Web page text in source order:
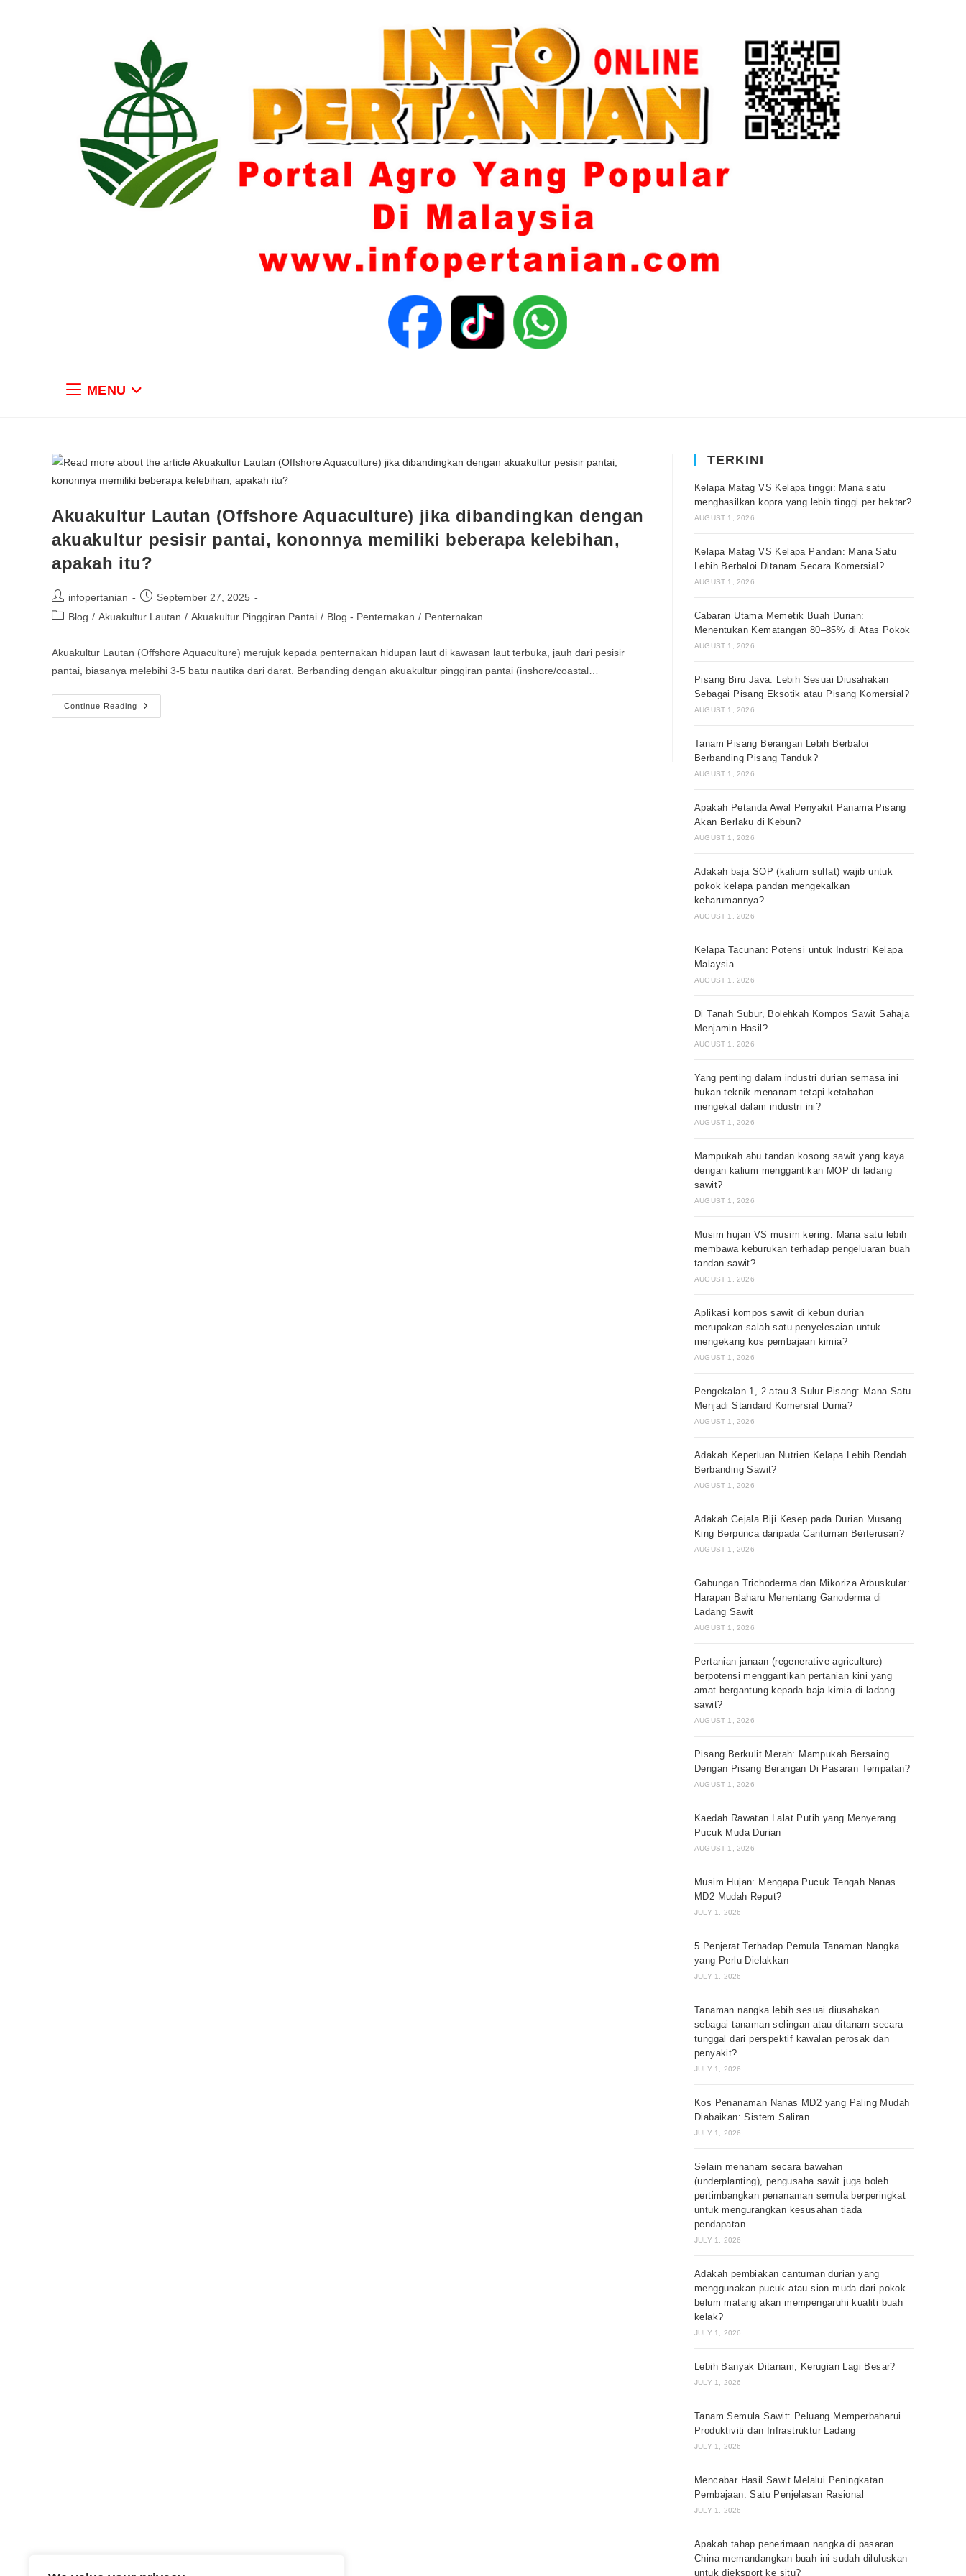
MENU
Akuakultur Lautan (Offshore Aquaculture) jika dibandingkan dengan
akuakultur pesisir pantai, kononnya memiliki beberapa kelebihan,
apakah itu?
infopertanian
September 27, 2025
Blog / Akuakultur Lautan / Akuakultur Pinggiran Pantai / Blog - Penternakan / Penternakan
Akuakultur Lautan (Offshore Aquaculture) merujuk kepada penternakan hidupan laut di kawasan laut terbuka, jauh dari pesisir
pantai, biasanya melebihi 3-5 batu nautika dari darat. Berbanding dengan akuakultur pinggiran pantai (inshore/coastal…
Continue Reading
TERKINI
Kelapa Matag VS Kelapa tinggi: Mana satu
menghasilkan kopra yang lebih tinggi per hektar?
AUGUST 1, 2026
Kelapa Matag VS Kelapa Pandan: Mana Satu
Lebih Berbaloi Ditanam Secara Komersial?
AUGUST 1, 2026
Cabaran Utama Memetik Buah Durian:
Menentukan Kematangan 80–85% di Atas Pokok
AUGUST 1, 2026
Pisang Biru Java: Lebih Sesuai Diusahakan
Sebagai Pisang Eksotik atau Pisang Komersial?
AUGUST 1, 2026
Tanam Pisang Berangan Lebih Berbaloi
Berbanding Pisang Tanduk?
AUGUST 1, 2026
Apakah Petanda Awal Penyakit Panama Pisang
Akan Berlaku di Kebun?
AUGUST 1, 2026
Adakah baja SOP (kalium sulfat) wajib untuk
pokok kelapa pandan mengekalkan
keharumannya?
AUGUST 1, 2026
Kelapa Tacunan: Potensi untuk Industri Kelapa
Malaysia
AUGUST 1, 2026
Di Tanah Subur, Bolehkah Kompos Sawit Sahaja
Menjamin Hasil?
AUGUST 1, 2026
Yang penting dalam industri durian semasa ini
bukan teknik menanam tetapi ketabahan
mengekal dalam industri ini?
AUGUST 1, 2026
Mampukah abu tandan kosong sawit yang kaya
dengan kalium menggantikan MOP di ladang
sawit?
AUGUST 1, 2026
Musim hujan VS musim kering: Mana satu lebih
membawa keburukan terhadap pengeluaran buah
tandan sawit?
AUGUST 1, 2026
Aplikasi kompos sawit di kebun durian
merupakan salah satu penyelesaian untuk
mengekang kos pembajaan kimia?
AUGUST 1, 2026
Pengekalan 1, 2 atau 3 Sulur Pisang: Mana Satu
Menjadi Standard Komersial Dunia?
AUGUST 1, 2026
Adakah Keperluan Nutrien Kelapa Lebih Rendah
Berbanding Sawit?
AUGUST 1, 2026
Adakah Gejala Biji Kesep pada Durian Musang
King Berpunca daripada Cantuman Berterusan?
AUGUST 1, 2026
Gabungan Trichoderma dan Mikoriza Arbuskular:
Harapan Baharu Menentang Ganoderma di
Ladang Sawit
AUGUST 1, 2026
Pertanian janaan (regenerative agriculture)
berpotensi menggantikan pertanian kini yang
amat bergantung kepada baja kimia di ladang
sawit?
AUGUST 1, 2026
Pisang Berkulit Merah: Mampukah Bersaing
Dengan Pisang Berangan Di Pasaran Tempatan?
AUGUST 1, 2026
Kaedah Rawatan Lalat Putih yang Menyerang
Pucuk Muda Durian
AUGUST 1, 2026
Musim Hujan: Mengapa Pucuk Tengah Nanas
MD2 Mudah Reput?
JULY 1, 2026
5 Penjerat Terhadap Pemula Tanaman Nangka
yang Perlu Dielakkan
JULY 1, 2026
Tanaman nangka lebih sesuai diusahakan
sebagai tanaman selingan atau ditanam secara
tunggal dari perspektif kawalan perosak dan
penyakit?
JULY 1, 2026
Kos Penanaman Nanas MD2 yang Paling Mudah
Diabaikan: Sistem Saliran
JULY 1, 2026
Selain menanam secara bawahan
(underplanting), pengusaha sawit juga boleh
pertimbangkan penanaman semula berperingkat
untuk mengurangkan kesusahan tiada
pendapatan
JULY 1, 2026
Adakah pembiakan cantuman durian yang
menggunakan pucuk atau sion muda dari pokok
belum matang akan mempengaruhi kualiti buah
kelak?
JULY 1, 2026
Lebih Banyak Ditanam, Kerugian Lagi Besar?
JULY 1, 2026
Tanam Semula Sawit: Peluang Memperbaharui
Produktiviti dan Infrastruktur Ladang
JULY 1, 2026
Mencabar Hasil Sawit Melalui Peningkatan
Pembajaan: Satu Penjelasan Rasional
JULY 1, 2026
Apakah tahap penerimaan nangka di pasaran
China memandangkan buah ini sudah diluluskan
untuk dieksport ke situ?